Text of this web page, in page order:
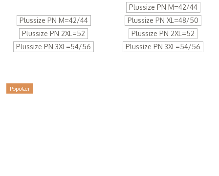
Plussize PN M=42/44
Plussize PN 2XL=52
Plussize PN 3XL=54/56
Plussize PN M=42/44
Plussize PN XL=48/50
Plussize PN 2XL=52
Plussize PN 3XL=54/56
Populær